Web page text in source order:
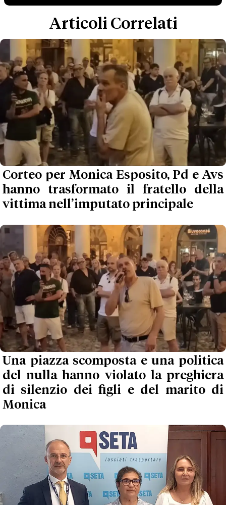
Articoli Correlati
Corteo per Monica Esposito, Pd e Avs
hanno trasformato il fratello della
vittima nell’imputato principale
Una piazza scomposta e una politica
del nulla hanno violato la preghiera
di silenzio dei figli e del marito di
Monica